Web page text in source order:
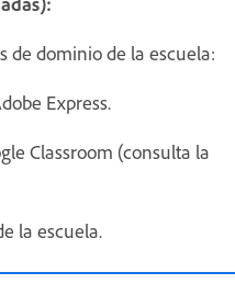
de dominio de la escuela:
Express.
Classroom (consulta la
la escuela.